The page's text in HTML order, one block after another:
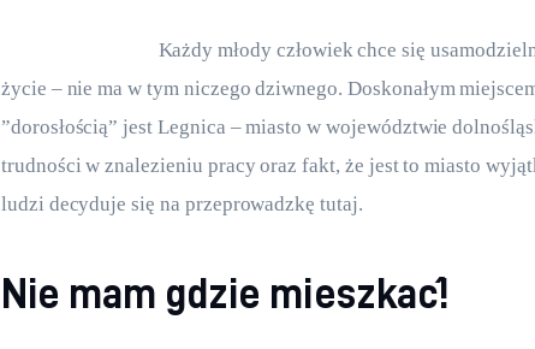
Każdy młody człowiek chce się
życie – nie ma w tym niczego dziwnego. Doskonałym
”dorosłością” jest Legnica – miasto w województwie
trudności w znalezieniu pracy oraz fakt, że jest to miasto
ludzi decyduje się na przeprowadzkę tutaj.
Nie mam gdzie mieszkać!